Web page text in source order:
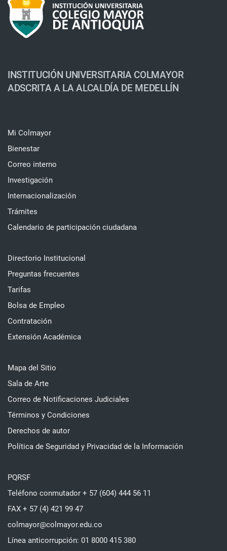
INSTITUCIÓN UNIVERSITARIA COLMAYOR
ADSCRITA A LA ALCALDÍA DE MEDELLÍN
Mi Colmayor
Bienestar
Correo interno
Investigación
Internacionalización
Trámites
Calendario de participación ciudadana
Directorio Institucional
Preguntas frecuentes
Tarifas
Bolsa de Empleo
Contratación
Extensión Académica
Mapa del Sitio
Sala de Arte
Correo de Notificaciones Judiciales
Términos y Condiciones
Derechos de autor
Política de Seguridad y Privacidad de la Información
PQRSF
Teléfono conmutador + 57 (604) 444 56 11
FAX + 57 (4) 421 99 47
colmayor@colmayor.edu.co
Línea anticorrupción: 01 8000 415 380